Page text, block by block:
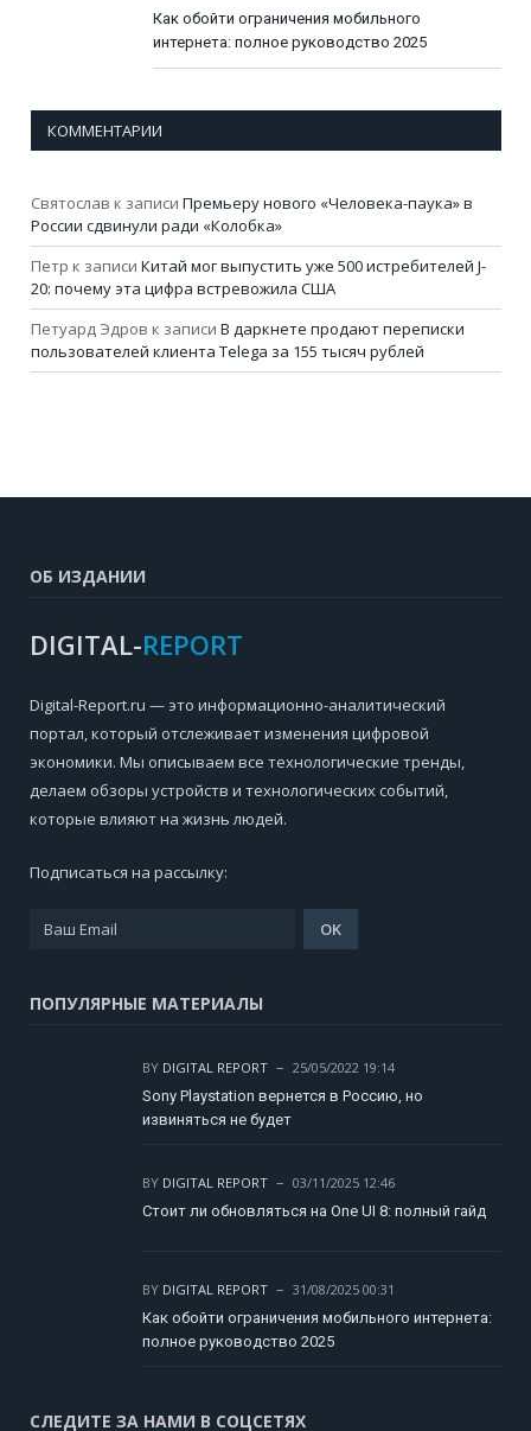
Как обойти ограничения мобильного
интернета: полное руководство 2025
КОММЕНТАРИИ
Святослав к записи Премьеру нового «Человека-паука» в
России сдвинули ради «Колобка»
Петр к записи Китай мог выпустить уже 500 истребителей J-
20: почему эта цифра встревожила США
Петуард Эдров к записи В даркнете продают переписки
пользователей клиента Telega за 155 тысяч рублей
ОБ ИЗДАНИИ
DIGITAL-REPORT
Digital-Report.ru — это информационно-аналитический
портал, который отслеживает изменения цифровой
экономики. Мы описываем все технологические тренды,
делаем обзоры устройств и технологических событий,
которые влияют на жизнь людей.
Подписаться на рассылку:
ПОПУЛЯРНЫЕ МАТЕРИАЛЫ
BY DIGITAL REPORT
25/05/2022 19:14
Sony Playstation вернется в Россию, но
извиняться не будет
BY DIGITAL REPORT
03/11/2025 12:46
Стоит ли обновляться на One UI 8: полный гайд
BY DIGITAL REPORT
31/08/2025 00:31
Как обойти ограничения мобильного интернета:
полное руководство 2025
СЛЕДИТЕ ЗА НАМИ В СОЦСЕТЯХ